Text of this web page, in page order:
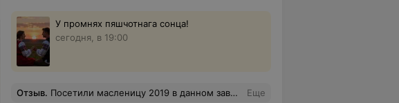
У промнях пяшчотнага сонца!
сегодня, в 19:00
Отзыв. Посетили масленицу 2019 в данном заведении! Дождь и снег немного подпортил настрой, но спасибо огромное женщинам, которые находились в каждом домике и достойно все рассказывали, огромное благодарность женщине в церквушке отдаленной от всех домиков, умничка, все рассказала и показала. Особого гулянья не удалось, так как погода немного подпортила всё! Мы ходили сами по себе и просто смотрели достопримечательности музея! Вокруг шли гулянья театр, постановки. Есть, что посмотреть. Наши рижские друзья остались довольны! Женщине на кассе желаем позитива и хорошего настроения, все таки человек который первым встречает туристов должен быть более дружелюбными и приветливым! Еще